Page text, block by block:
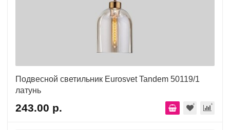
Подвесной светильник Eurosvet Tandem 50119/1
латунь
243.00 р.